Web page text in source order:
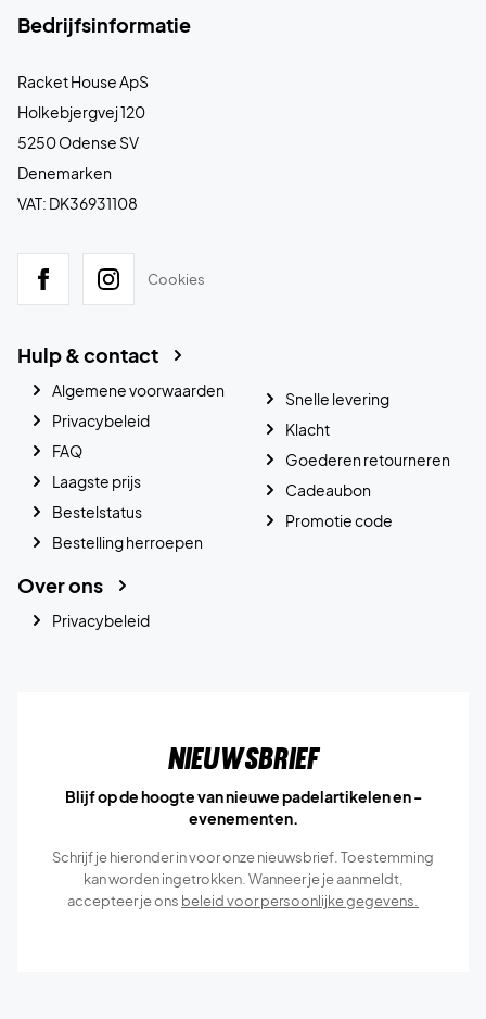
Bedrijfsinformatie
Racket House ApS
Holkebjergvej 120
5250 Odense SV
Denemarken
VAT: DK36931108
Cookies
Hulp & contact
Algemene voorwaarden
Privacybeleid
FAQ
Laagste prijs
Bestelstatus
Bestelling herroepen
Snelle levering
Klacht
Goederen retourneren
Cadeaubon
Promotie code
Over ons
Privacybeleid
Nieuwsbrief
Blijf op de hoogte van nieuwe padelartikelen en -
evenementen.
Schrijf je hieronder in voor onze nieuwsbrief. Toestemming
kan worden ingetrokken. Wanneer je je aanmeldt,
accepteer je ons beleid voor persoonlijke gegevens.